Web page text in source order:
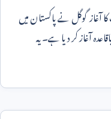
گوگل کی پاکستان میں اے آئی سرچ کی سہولت کا آغاز گوگل نے پاکستان میں
آغاز کر دیا ہے۔ یہ